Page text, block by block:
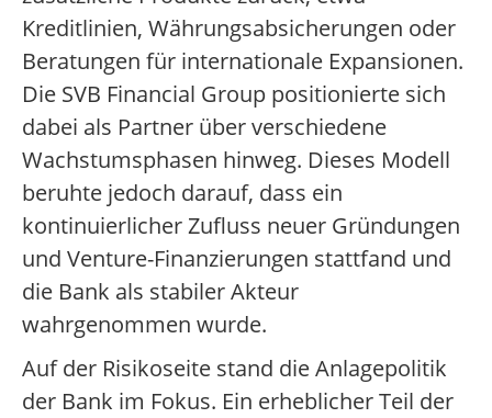
Kreditlinien, Währungsabsicherungen oder
Beratungen für internationale Expansionen.
Die SVB Financial Group positionierte sich
dabei als Partner über verschiedene
Wachstumsphasen hinweg. Dieses Modell
beruhte jedoch darauf, dass ein
kontinuierlicher Zufluss neuer Gründungen
und Venture-Finanzierungen stattfand und
die Bank als stabiler Akteur
wahrgenommen wurde.
Auf der Risikoseite stand die Anlagepolitik
der Bank im Fokus. Ein erheblicher Teil der